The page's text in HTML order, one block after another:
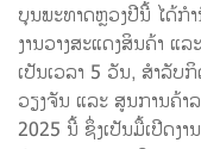
ບຸນພະທາດຫຼວງປີນີ້ ໄດ້ກໍ
ງານວາງສະແດງສິນຄ້າ ແ
ເປັນເວລາ 5 ວັນ, ສໍາລັບ
ວຽງຈັນ ແລະ ສູນການຄ້າ
2025 ນີ້ ຊຶ່ງເປັນມື້ເປີດງ